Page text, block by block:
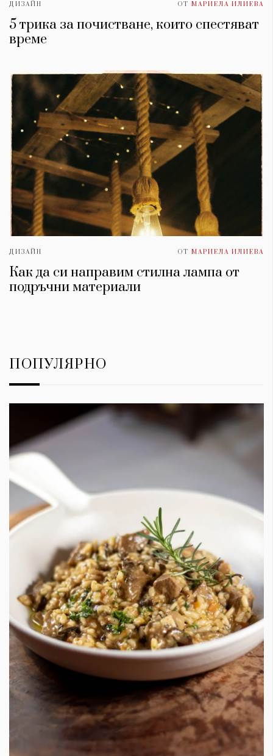
ДИЗАЙН ОТ МАРИЕЛА ИЛИЕВА
5 трика за почистване, които спестяват
време
ДИЗАЙН ОТ МАРИЕЛА ИЛИЕВА
Как да си направим стилна лампа от
подръчни материали
ПОПУЛЯРНО